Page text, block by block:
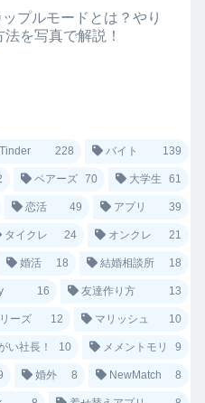
ップルモードとは？やり
を写真で解説！
Tinder 228 バイト 139
ペアーズ 70 大学生 61
恋活 49 アプリ 39
タイクレ 24 オンクレ 21
婚活 18 結婚相談所 18
16 友達作り方 13
ーズ 12 マリッシュ 10
い社長！ 10 メメントモリ 9
婚外 8 NewMatch 8